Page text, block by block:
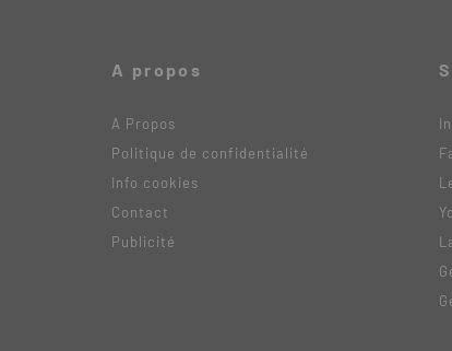
A propos
A Propos
Politique de confidentialité
Info cookies
Contact
Publicité